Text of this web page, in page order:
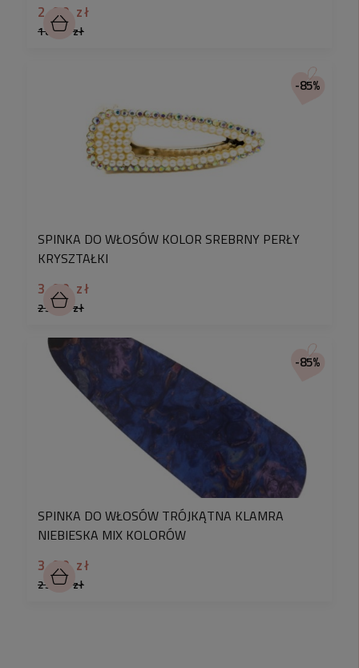
2,90 zł
18,90 zł
SPINKA DO WŁOSÓW KOLOR SREBRNY PERŁY
KRYSZTAŁKI
3,90 zł
25,90 zł
-85%
SPINKA DO WŁOSÓW TRÓJKĄTNA KLAMRA
NIEBIESKA MIX KOLORÓW
3,90 zł
25,90 zł
-85%